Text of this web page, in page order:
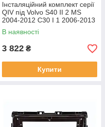
Інсталяційний комплект серії
QIV під Volvo S40 II 2 MS
2004-2012 C30 I 1 2006-2013
C70 II 2 2005-2013 (W2) 9
В наявності
3 822 ₴
Купити